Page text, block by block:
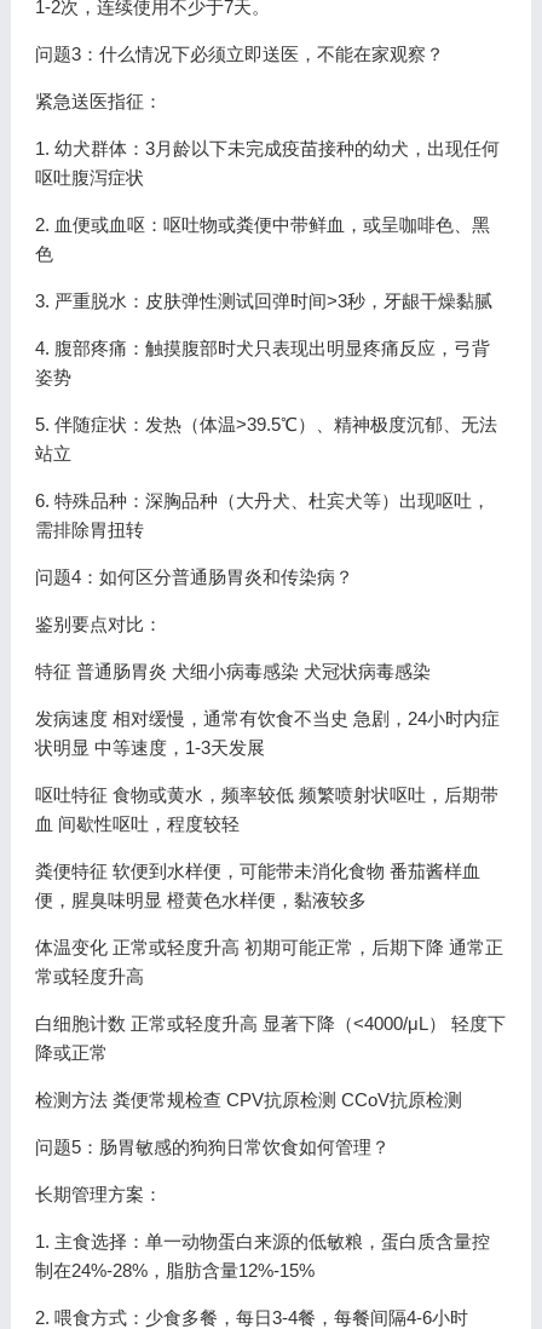
1-2次，连续使用不少于7天。
问题3：什么情况下必须立即送医，不能在家观察？
紧急送医指征：
1. 幼犬群体：3月龄以下未完成疫苗接种的幼犬，出现任何
呕吐腹泻症状
2. 血便或血呕：呕吐物或粪便中带鲜血，或呈咖啡色、黑
色
3. 严重脱水：皮肤弹性测试回弹时间>3秒，牙龈干燥黏腻
4. 腹部疼痛：触摸腹部时犬只表现出明显疼痛反应，弓背
姿势
5. 伴随症状：发热（体温>39.5℃）、精神极度沉郁、无法
站立
6. 特殊品种：深胸品种（大丹犬、杜宾犬等）出现呕吐，
需排除胃扭转
问题4：如何区分普通肠胃炎和传染病？
鉴别要点对比：
特征 普通肠胃炎 犬细小病毒感染 犬冠状病毒感染
发病速度 相对缓慢，通常有饮食不当史 急剧，24小时内症
状明显 中等速度，1-3天发展
呕吐特征 食物或黄水，频率较低 频繁喷射状呕吐，后期带
血 间歇性呕吐，程度较轻
粪便特征 软便到水样便，可能带未消化食物 番茄酱样血
便，腥臭味明显 橙黄色水样便，黏液较多
体温变化 正常或轻度升高 初期可能正常，后期下降 通常正
常或轻度升高
白细胞计数 正常或轻度升高 显著下降（<4000/μL） 轻度下
降或正常
检测方法 粪便常规检查 CPV抗原检测 CCoV抗原检测
问题5：肠胃敏感的狗狗日常饮食如何管理？
长期管理方案：
1. 主食选择：单一动物蛋白来源的低敏粮，蛋白质含量控
制在24%-28%，脂肪含量12%-15%
2. 喂食方式：少食多餐，每日3-4餐，每餐间隔4-6小时